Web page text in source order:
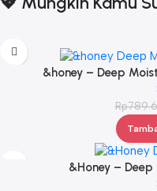
&honey – Deep
Rp
&Honey –